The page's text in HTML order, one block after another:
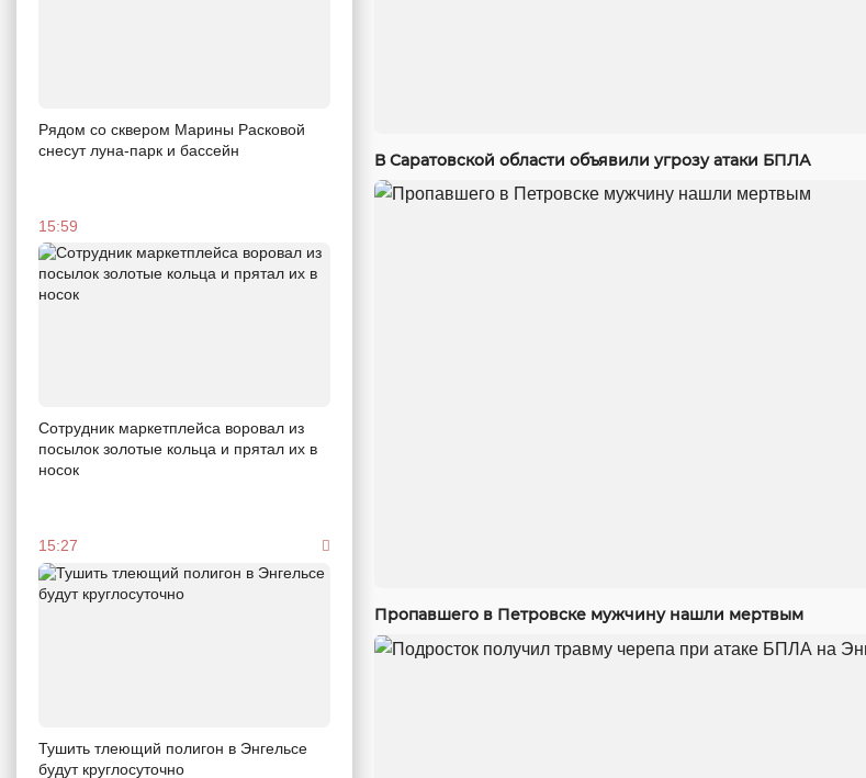
Рядом со сквером Марины Расковой
снесут луна-парк и бассейн
15:59
Сотрудник маркетплейса воровал из
посылок золотые кольца и прятал их в
носок
15:27
Тушить тлеющий полигон в Энгельсе
будут круглосуточно
В Саратовской области объявили угрозу атаки БПЛА
Пропавшего в Петровске мужчину нашли мертвым